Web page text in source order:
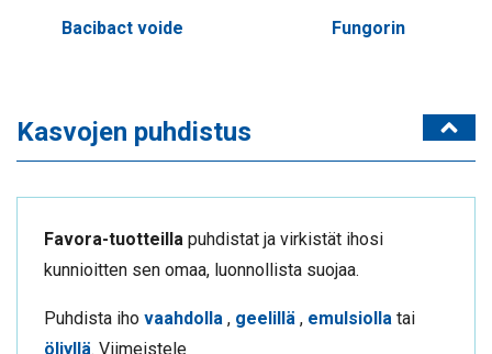
Bacibact voide Fungorin
Kasvojen puhdistus
Favora-tuotteilla puhdistat ja virkistät ihosi
kunnioitten sen omaa, luonnollista suojaa.
Puhdista iho vaahdolla , geelillä , emulsiolla tai
öljyllä. Viimeistele